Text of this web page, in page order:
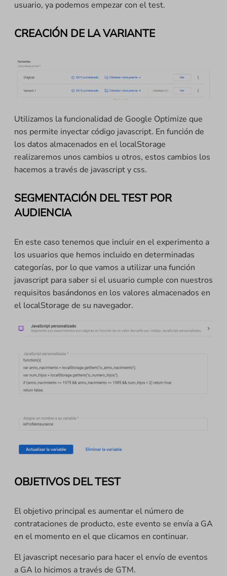
usuario, ya podemos empezar con el test.
CREACIÓN DE LA VARIANTE
Utilizamos la funcionalidad de Google Optimize que
nos permite inyectar código javascript. En función de
los datos almacenados en el localStorage
realizaremos unos cambios u otros, estos cambios los
hacemos a través de javascript y css.
SEGMENTACIÓN DEL TEST POR
AUDIENCIA
En este caso tenemos que incluir en el experimento a
los usuarios que hemos incluido en determinadas
categorías, por lo que vamos a utilizar una función
javascript para saber si el usuario cumple con nuestros
requisitos basándonos en los valores almacenados en
el localStorage de su navegador.
OBJETIVOS DEL TEST
El objetivo principal es aumentar el número de
contrataciones de producto, este evento se envía a GA
en el momento en el que clicamos en continuar.
El javascript necesario para hacer el envío de eventos
a GA lo hicimos a través de GTM.